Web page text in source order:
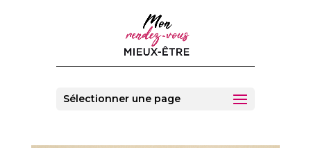
Sélectionner une page